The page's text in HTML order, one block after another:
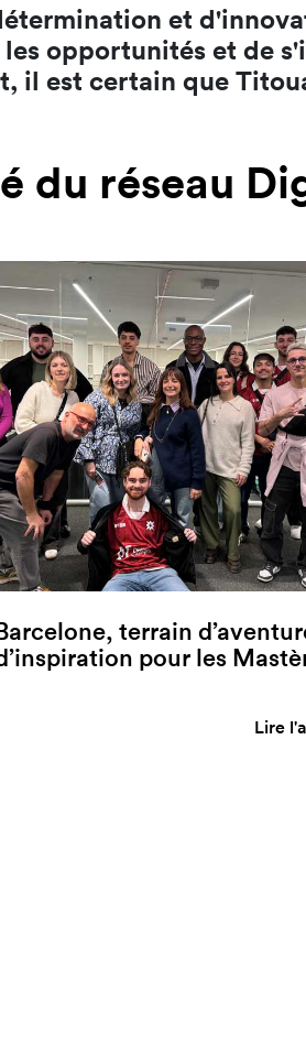
et
opportunités et de
il est certain que
du réseau
terrain
pour les
Lire